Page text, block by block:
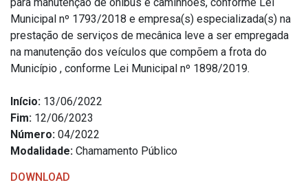
Municipal nº 1793/2018 e empresa(s) especializada(s) na
prestação de serviços de mecânica leve a ser empregada
na manutenção dos veículos que compõem a frota do
Município , conforme Lei Municipal nº 1898/2019.
Início: 13/06/2022
Fim: 12/06/2023
Número: 04/2022
Modalidade: Chamamento Público
DOWNLOAD